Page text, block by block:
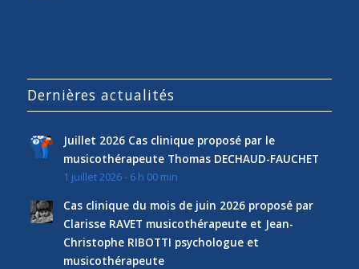
Dernières actualités
Juillet 2026 Cas clinique proposé par le
musicothérapeute Thomas DECHAUD-FAUCHET
1 juillet 2026 - 6 h 00 min
Cas clinique du mois de juin 2026 proposé par
Clarisse RAVET musicothérapeute et Jean-
Christophe RIBOTTI psychologue et
musicothérapeute